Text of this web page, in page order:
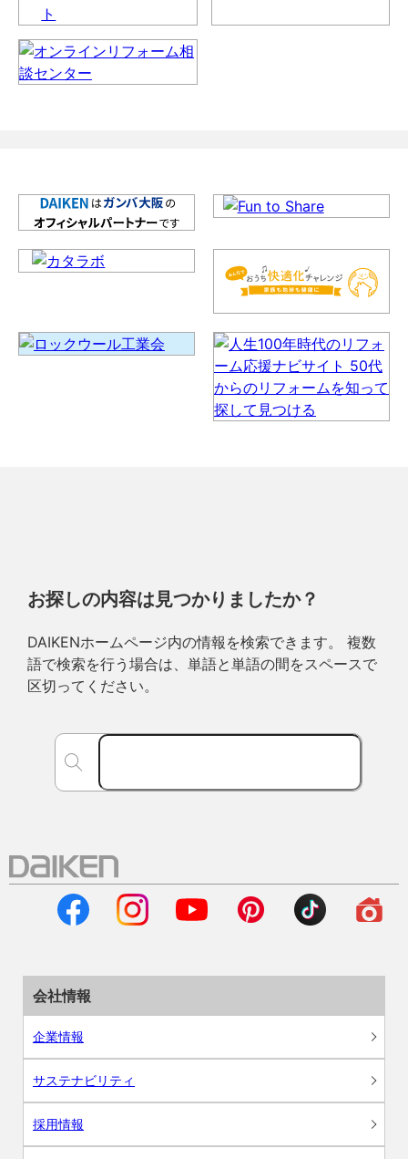
お探しの内容は見つかりましたか？
DAIKENホームページ内の情報を検索できます。 複数
語で検索を行う場合は、単語と単語の間をスペースで
区切ってください。
会社情報
企業情報
サステナビリティ
採用情報